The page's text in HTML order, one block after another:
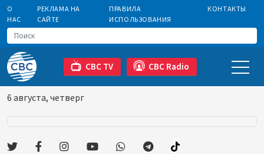
О
НАС
РЕКЛАМА НА
САЙТЕ
ПРАВИЛА
ИСПОЛЬЗОВАНИЯ
КОНТАКТЫ
CBC TV CBC Radio
6 августа, четверг